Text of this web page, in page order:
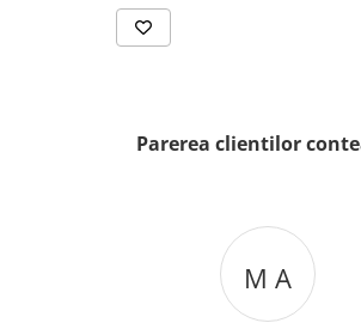
Parerea clientilor
M A